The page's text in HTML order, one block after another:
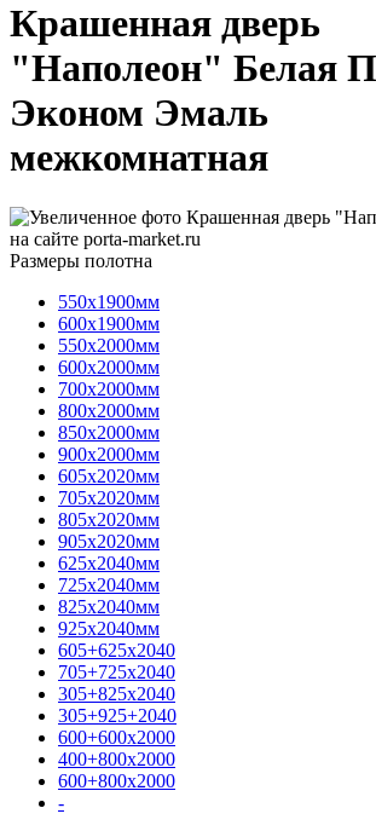
Крашенная дверь
"Наполеон" Белая
Эконом Эмаль
межкомнатная
Размеры полотна
550х1900мм
600х1900мм
550х2000мм
600х2000мм
700х2000мм
800х2000мм
850х2000мм
900х2000мм
605х2020мм
705х2020мм
805х2020мм
905х2020мм
625х2040мм
725х2040мм
825х2040мм
925х2040мм
605+625х2040
705+725х2040
305+825х2040
305+925+2040
600+600х2000
400+800х2000
600+800х2000
-